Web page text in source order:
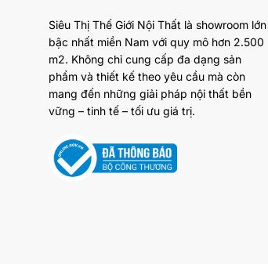
Siêu Thị Thế Giới Nội Thất là showroom lớn
bậc nhất miền Nam với quy mô hơn 2.500
m2. Không chỉ cung cấp đa dạng sản
phẩm và thiết kế theo yêu cầu mà còn
mang đến những giải pháp nội thất bền
vững – tinh tế – tối ưu giá trị.